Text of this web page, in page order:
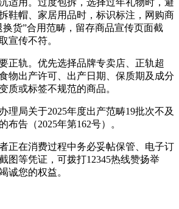
鞋帽、家居用品时，标识标注，网购商
货”合用范畴，留存商品宣传页面截
宣传不符。
轨。优先选择品牌专卖店、正轨超
物出产许可、出产日期、保质期及成分
质或标签不规范的商品。
局关于2025年度出产范畴19批次不及
布告（2025年第162号）。
在消费过程中务必妥帖保管、电子订
图等凭证，可拨打12345热线赞扬举
诚您的权益。